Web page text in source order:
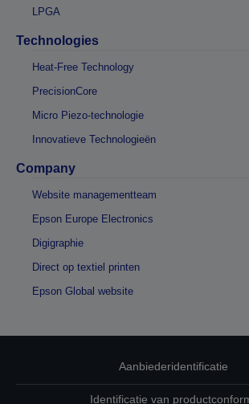
LPGA
Technologies
Heat-Free Technology
PrecisionCore
Micro Piezo-technologie
Innovatieve Technologieën
Company
Website managementteam
Epson Europe Electronics
Digigraphie
Direct op textiel printen
Epson Global website
Aanbiederidentificatie
Identificatie van